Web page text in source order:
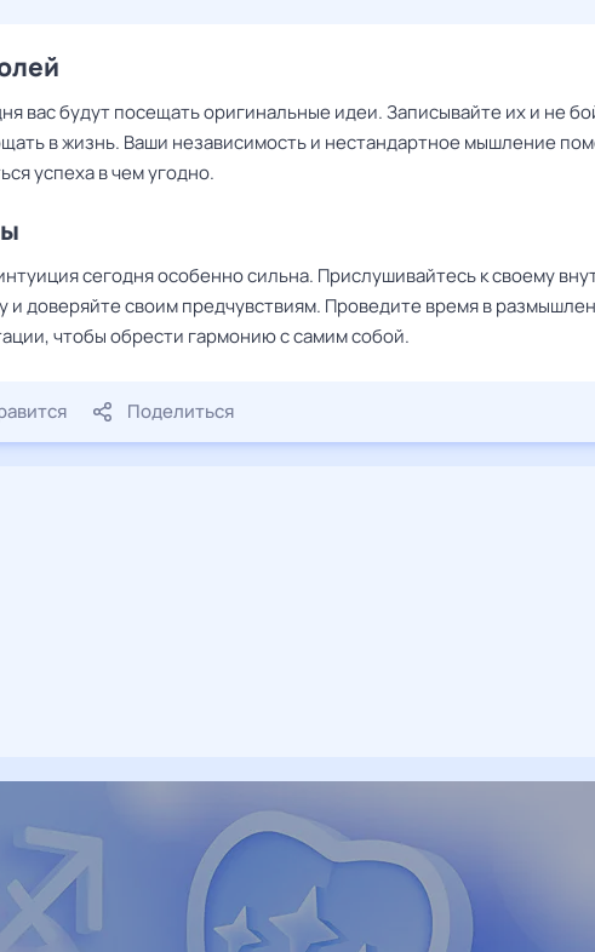
вас будут посещать оригинальные идеи. Записывайте их и не
в жизнь. Ваши независимость и нестандартное мышление
успеха в чем угодно.
сегодня особенно сильна. Прислушивайтесь к своему
и доверяйте своим предчувствиям. Проведите время в
чтобы обрести гармонию с самим собой.
Поделиться